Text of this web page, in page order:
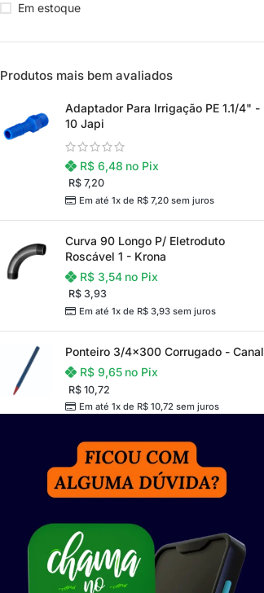
Rodapé
Em estoque
Produtos mais bem avaliados
Adaptador Para Irrigação PE 1.1/4" -
10 Japi
R$ 7,20
Em até 1x de R$7,20sem juros
R$6,48 no Pix
Curva 90 Longo P/ Eletroduto
Roscável 1 - Krona
R$ 3,93
Em até 1x de R$3,93sem juros
R$3,54 no Pix
Ponteiro 3/4x300 Corrugado - Canal
R$ 10,72
Em até 1x de R$10,72sem juros
R$9,65 no Pix